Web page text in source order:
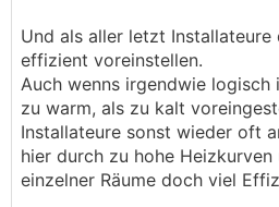
Und als aller letzt Installateure
effizient voreinstellen.
Auch wenns irgendwie logisch
zu warm, als zu kalt
Installateure sonst wieder oft
hier durch zu hohe
einzelner Räume doch viel